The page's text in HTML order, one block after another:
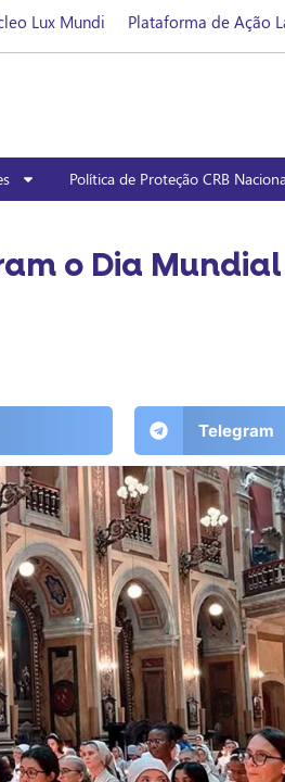
Lux Mundi Plataforma de Ação
Política de Proteção CRB
o Dia
Telegram